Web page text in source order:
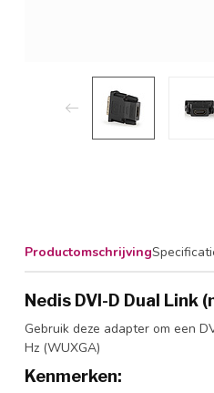
Productomschrijving
Nedis DVI-D Dual Link
Gebruik deze adapter om een
Hz (WUXGA)
Kenmerken: